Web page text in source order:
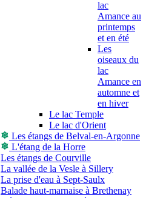
lac
Amance au
printemps
et en été
Les
oiseaux du
lac
Amance en
automne et
en hiver
Le lac Temple
Le lac d'Orient
Les étangs de Belval-en-Argonne
L'étang de la Horre
Les étangs de Courville
La vallée de la Vesle à Sillery
La prise d'eau à Sept-Saulx
Balade haut-marnaise à Brethenay